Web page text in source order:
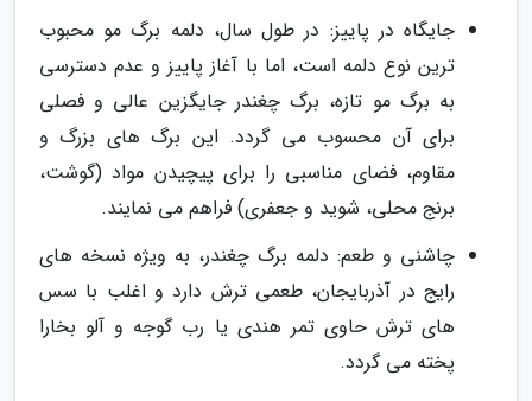
جایگاه در پاییز: در طول سال، دلمه برگ مو محبوب
ترین نوع دلمه است، اما با آغاز پاییز و عدم دسترسی
به برگ مو تازه، برگ چغندر جایگزین عالی و فصلی
برای آن محسوب می گردد. این برگ های بزرگ و
مقاوم، فضای مناسبی را برای پیچیدن مواد (گوشت،
برنج محلی، شوید و جعفری) فراهم می نمایند.
چاشنی و طعم: دلمه برگ چغندر، به ویژه نسخه های
رایج در آذربایجان، طعمی ترش دارد و اغلب با سس
های ترش حاوی تمر هندی یا رب گوجه و آلو بخارا
پخته می گردد.